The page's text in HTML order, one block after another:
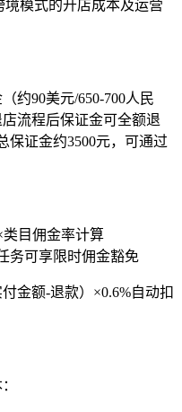
境模式的开店成本及运营
约90美元/650-700人民
流程后保证金可全额退
保证金约3500元，可通过
目佣金率计算
务可享限时佣金豁免
金额-退款）×0.6%自动扣